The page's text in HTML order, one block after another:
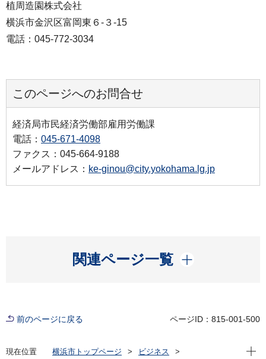
植周造園株式会社
横浜市金沢区富岡東６-３-15
電話：045-772-3034
このページへのお問合せ
経済局市民経済労働部雇用労働課
電話： 045-671-4098
ファクス：045-664-9188
メールアドレス： ke-ginou@city.yokohama.lg.jp
関連ページ一覧
開く
前のページに戻る ページID：815-001-500
現在位置 横浜市トップページ
ビジネス
現在